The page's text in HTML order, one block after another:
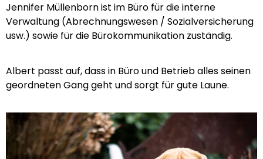
Jennifer Müllenborn ist im Büro für die interne
Verwaltung (Abrechnungswesen / Sozialversicherung
usw.) sowie für die Bürokommunikation zuständig.
Albert passt auf, dass in Büro und Betrieb alles seinen
geordneten Gang geht und sorgt für gute Laune.